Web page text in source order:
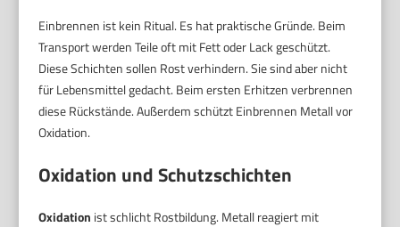
Einbrennen ist kein Ritual. Es hat praktische Gründe. Beim
Transport werden Teile oft mit Fett oder Lack geschützt.
Diese Schichten sollen Rost verhindern. Sie sind aber nicht
für Lebensmittel gedacht. Beim ersten Erhitzen verbrennen
diese Rückstände. Außerdem schützt Einbrennen Metall vor
Oxidation.
Oxidation und Schutzschichten
Oxidation ist schlicht Rostbildung. Metall reagiert mit